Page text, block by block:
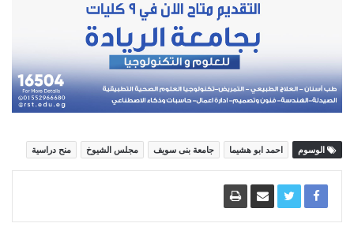
الوسوم احمد ابو هشيما جامعة بنى سويف مجلس الشيوخ منح دراسية